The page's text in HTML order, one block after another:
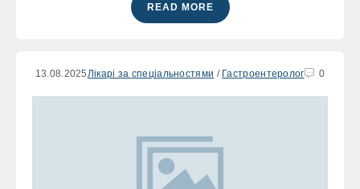
READ MORE
13.08.2025 Лікарі за спеціальностями / Гастроентеролог 0